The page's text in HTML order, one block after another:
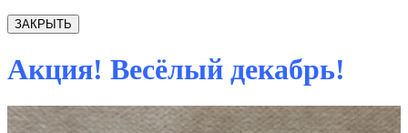
ЗАКРЫТЬ
Акция! Весёлый декабрь!